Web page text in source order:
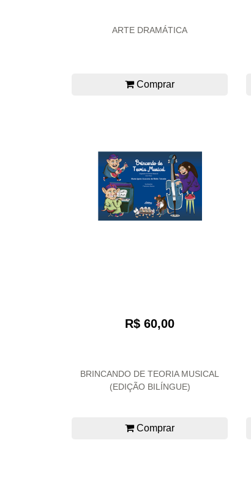
ARTE DRAMÁTICA
Comprar
R$ 60,00
BRINCANDO DE TEORIA MUSICAL
(EDIÇÃO BILÍNGUE)
Comprar